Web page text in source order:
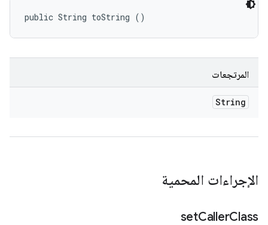
public String toString ()
المرتجعات
String
الإجراءات المحمية
setCallerClass